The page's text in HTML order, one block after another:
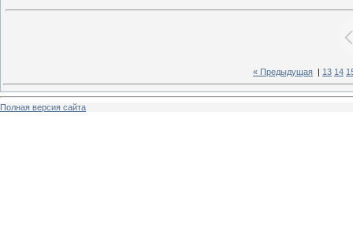
« Предыдущая 13 14
Полная версия сайта